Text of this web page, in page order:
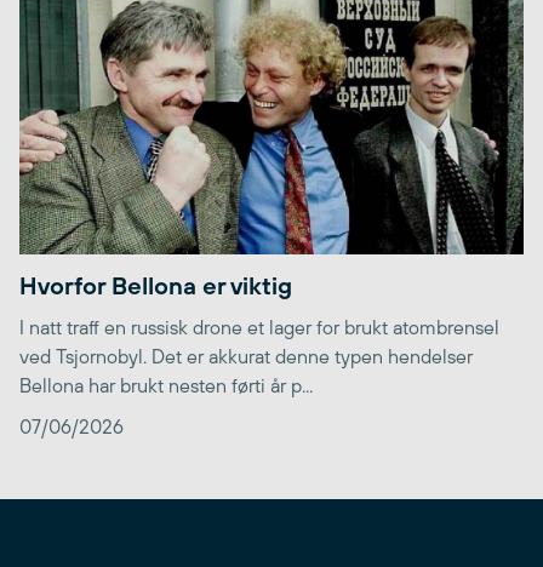
Hvorfor Bellona er viktig
I natt traff en russisk drone et lager for brukt atombrensel
ved Tsjornobyl. Det er akkurat denne typen hendelser
Bellona har brukt nesten førti år p...
07/06/2026